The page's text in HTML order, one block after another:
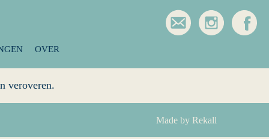
OVER
ernaast wordt namelijk een huis gebouwd en dat gaat met
Hanne is de wanhoop nabij.
veroveren.
Made by Rekall